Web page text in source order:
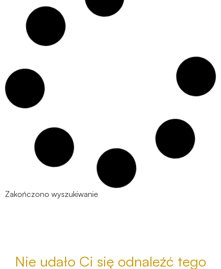
5 kluczowych decyzji dla kredytobiorców w
2025 roku
kredytobiorców. Oprócz standardowych wyborów